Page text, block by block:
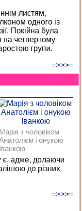
листям,
одного із
Покійна була
четвертому
групи.
=>>>=
Марія з чоловіком
і онукою
Іванкою
є, адже, долаючи
до різних
=>>>=